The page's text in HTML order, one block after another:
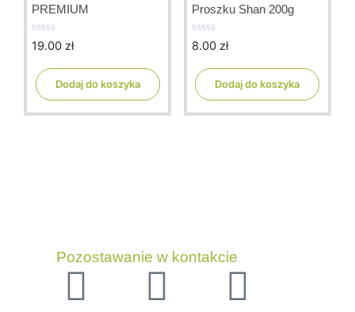
PREMIUM
0
o
5
19.00 zł
Dodaj do koszyka
Proszku Shan 200g
0
o
5
8.00 zł
Dodaj do koszyka
Pozostawanie w kontakcie